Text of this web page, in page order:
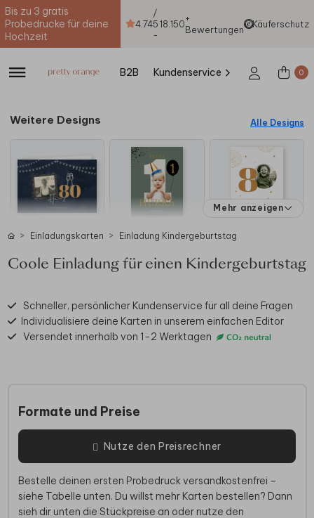
Bis zu 3 gratis
Probedrucke für deine
Hochzeit
4.74
/
5
-
18.150+
Bewertungen
Käuferschutz
B2B Kundenservice 0
Weitere Designs Alle Designs
Mehr anzeigen
Einladungskarten Einladung Kindergeburtstag
Coole Einladung für einen Kindergeburtstag
Schneller, persönlicher Kundenservice für all deine Fragen
Individualisiere deine Karten in unserem einfachen Editor
Versendet innerhalb von 1-2 Werktagen
Formate und Preise
Nutze den Preisrechner
Bestelle deinen ersten Probedruck versandkostenfrei –
siehe Tabelle unten. Du willst mehr Karten bestellen? Dann
sieh dir unten die Stückpreise an oder nutze den